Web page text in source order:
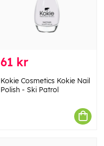
61 kr
Kokie Cosmetics Kokie Nail
Polish - Ski Patrol